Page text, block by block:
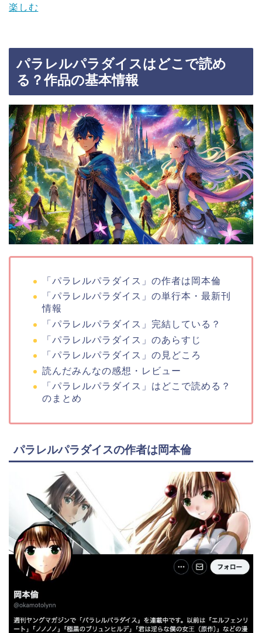
楽しむ
パラレルパラダイスはどこで読め
る？作品の基本情報
「パラレルパラダイス」の作者は岡本倫
「パラレルパラダイス」の単行本・最新刊
情報
「パラレルパラダイス」完結している？
「パラレルパラダイス」のあらすじ
「パラレルパラダイス」の見どころ
読んだみんなの感想・レビュー
「パラレルパラダイス」はどこで読める？
のまとめ
パラレルパラダイスの作者は岡本倫